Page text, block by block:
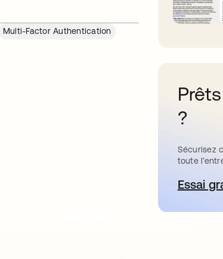
Multi-Factor Authentication
?
Sécurisez
toute
Essai